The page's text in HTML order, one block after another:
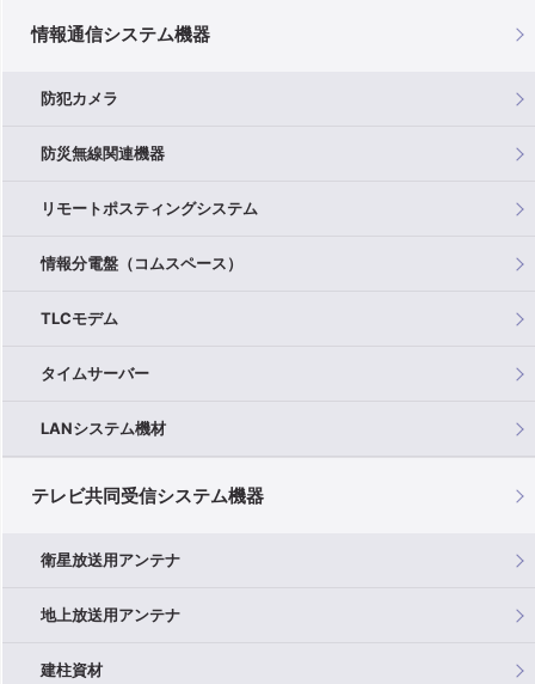
情報通信システム機器
防犯カメラ
防災無線関連機器
リモートポスティングシステム
情報分電盤（コムスペース）
TLCモデム
タイムサーバー
LANシステム機材
テレビ共同受信システム機器
衛星放送用アンテナ
地上放送用アンテナ
建柱資材